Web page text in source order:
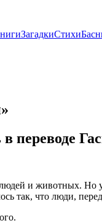
ЗагадкиСтихи
переводе
и животных. Но
так, что люди,